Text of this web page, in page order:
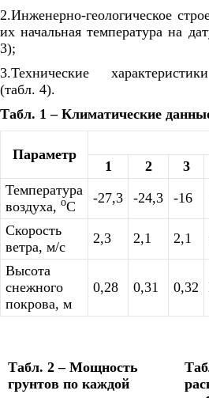
2.Инженерно-геологическое
их начальная температура на
3);
3.Технические
(табл. 4).
Табл. 1 – Климатические
Параметр
1
2 3
Температура
воздуха, оС
-27,3 -24,3 -16
Скорость
ветра, м/с
2,3 2,1 2,1
Высота
снежного
покрова, м
0,28 0,31 0,32
Табл. 2 – Мощность
грунтов по каждой